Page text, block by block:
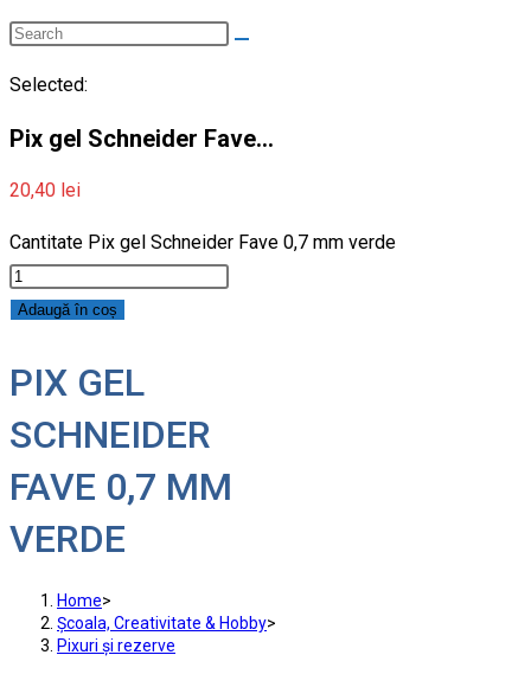
Selected:
Pix gel Schneider Fave…
20,40 lei
Cantitate Pix gel Schneider Fave 0,7 mm verde
Adaugă în coș
PIX GEL
SCHNEIDER
FAVE 0,7 MM
VERDE
Home>
Școala, Creativitate & Hobby>
Pixuri și rezerve